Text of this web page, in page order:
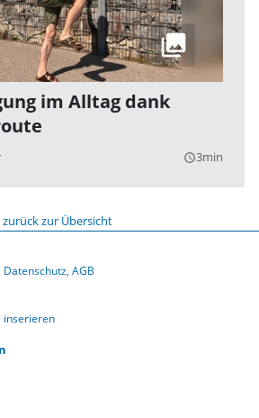
im Alltag dank
query_builder3min
zurück zur Übersicht
Datenschutz AGB
inserieren